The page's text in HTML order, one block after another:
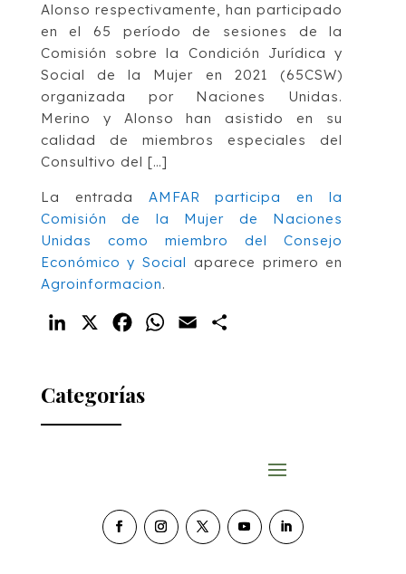
Alonso respectivamente, han participado
en el 65 período de sesiones de la
Comisión sobre la Condición Jurídica y
Social de la Mujer en 2021 (65CSW)
organizada por Naciones Unidas.
Merino y Alonso han asistido en su
calidad de miembros especiales del
Consultivo del […]
La entrada AMFAR participa en la
Comisión de la Mujer de Naciones
Unidas como miembro del Consejo
Económico y Social aparece primero en
Agroinformacion.
LinkedIn FacebookWhatsApp
Email
Categorías